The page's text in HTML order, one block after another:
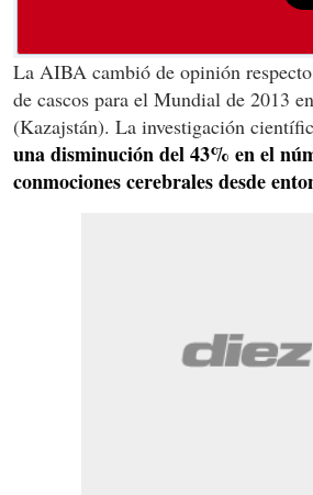
La AIBA cambió de opinión
de cascos para el Mundial de 2013
(Kazajstán). La investigación
una disminución del 43% en el
conmociones cerebrales desde